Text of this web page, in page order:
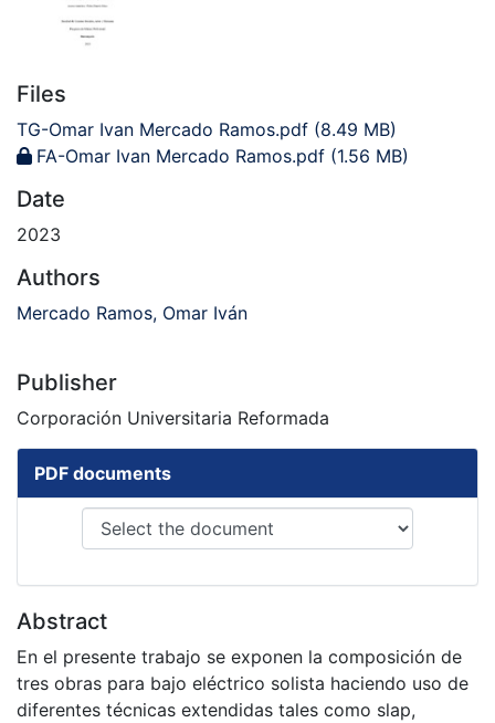
Files
TG-Omar Ivan Mercado Ramos.pdf (8.49 MB)
FA-Omar Ivan Mercado Ramos.pdf (1.56 MB)
Date
2023
Authors
Mercado Ramos, Omar Iván
Publisher
Corporación Universitaria Reformada
PDF documents
Abstract
En el presente trabajo se exponen la composición de
tres obras para bajo eléctrico solista haciendo uso de
diferentes técnicas extendidas tales como slap,